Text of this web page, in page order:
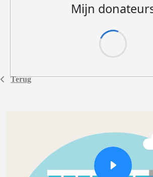
Terug
Mijn